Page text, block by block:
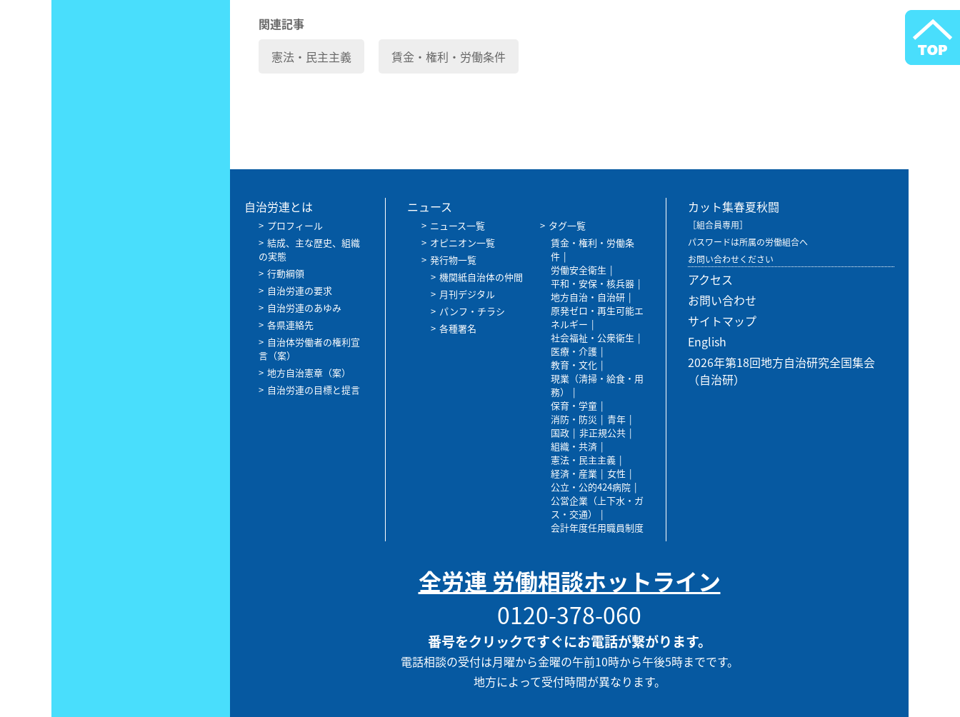
関連記事
憲法・民主主義
賃金・権利・労働条件
自治労連とは
プロフィール
結成、主な歴史、組織
の実態
行動綱領
自治労連の要求
自治労連のあゆみ
各県連絡先
自治体労働者の権利宣
言（案）
地方自治憲章（案）
自治労連の目標と提言
ニュース
ニュース一覧
オピニオン一覧
発行物一覧
機関紙自治体の仲間
月刊デジタル
パンフ・チラシ
各種署名
タグ一覧
賃金・権利・労働条
件
労働安全衛生
平和・安保・核兵器
地方自治・自治研
原発ゼロ・再生可能エ
ネルギー
社会福祉・公衆衛生
医療・介護
教育・文化
現業（清掃・給食・用
務）
保育・学童
消防・防災
青年
国政
非正規公共
組織・共済
憲法・民主主義
経済・産業
女性
公立・公的424病院
公営企業（上下水・ガ
ス・交通）
会計年度任用職員制度
カット集春夏秋闘
［組合員専用］
パスワードは所属の労働組合へ
お問い合わせください
アクセス
お問い合わせ
サイトマップ
English
2026年第18回地方自治研究全国集会
（自治研）
全労連 労働相談ホットライン
0120-378-060
番号をクリックですぐにお電話が繋がります。
電話相談の受付は月曜から金曜の午前10時から午後5時までです。
地方によって受付時間が異なります。